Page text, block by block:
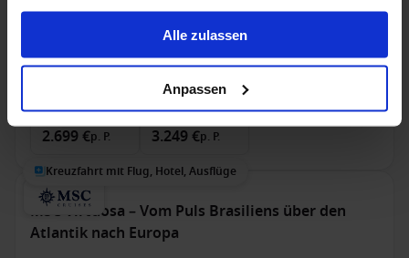
gesammelt haben.
Alle zulassen
Anpassen
Dreamlines Package Zug zum Flug Trinkgelder
7 März 2027 15Nächte 2 Alternativen
Balkonkabineab
2.699 €p. P.
Suiteab
3.249 €p. P.
Kreuzfahrt mit Flug, Hotel, Ausflüge
MSC Virtuosa – Vom Puls Brasiliens über den
Atlantik nach Europa